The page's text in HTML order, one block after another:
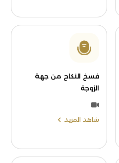
فسخ النكاح من جهة
الزوجة
شاهد المزيد